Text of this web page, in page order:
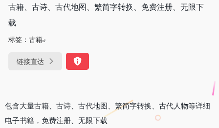
古籍、古诗、古代地图、繁简字转换、免费注册、无限下
载
标签： 古籍
链接直达
包含大量古籍、古诗、古代地图、繁简字转换、古代人物等详细
电子书籍，免费注册、无限下载